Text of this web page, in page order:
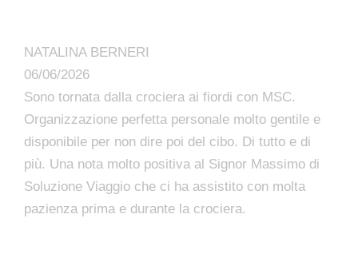
NATALINA BERNERI
06/06/2026
Sono tornata dalla crociera ai fiordi con MSC.
Organizzazione perfetta personale molto gentile e
disponibile per non dire poi del cibo. Di tutto e di
più. Una nota molto positiva al Signor Massimo di
Soluzione Viaggio che ci ha assistito con molta
pazienza prima e durante la crociera.